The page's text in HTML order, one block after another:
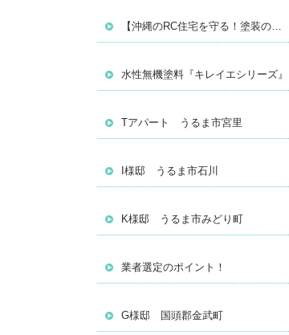
【沖縄のRC住宅を守る！塗装の真実】
水性無機塗料『キレイエシリーズ』
Tアパート うるま市宮里
I様邸 うるま市石川
K様邸 うるま市みどり町
業者選定のポイント！
G様邸 国頭郡金武町